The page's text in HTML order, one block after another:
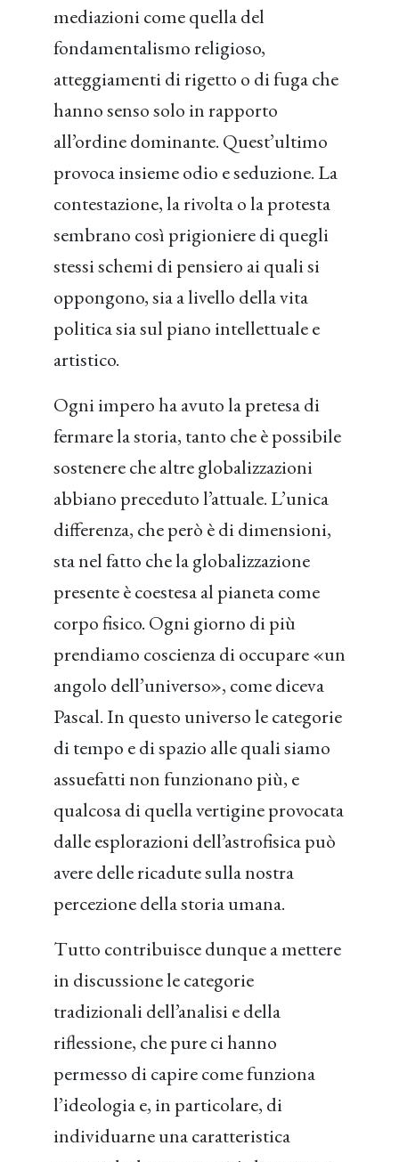
mediazioni come quella del
fondamentalismo religioso,
atteggiamenti di rigetto o di fuga che
hanno senso solo in rapporto
all’ordine dominante. Quest’ultimo
provoca insieme odio e seduzione. La
contestazione, la rivolta o la protesta
sembrano così prigioniere di quegli
stessi schemi di pensiero ai quali si
oppongono, sia a livello della vita
politica sia sul piano intellettuale e
artistico.
Ogni impero ha avuto la pretesa di
fermare la storia, tanto che è possibile
sostenere che altre globalizzazioni
abbiano preceduto l’attuale. L’unica
differenza, che però è di dimensioni,
sta nel fatto che la globalizzazione
presente è coestesa al pianeta come
corpo fisico. Ogni giorno di più
prendiamo coscienza di occupare «un
angolo dell’universo», come diceva
Pascal. In questo universo le categorie
di tempo e di spazio alle quali siamo
assuefatti non funzionano più, e
qualcosa di quella vertigine provocata
dalle esplorazioni dell’astrofisica può
avere delle ricadute sulla nostra
percezione della storia umana.
Tutto contribuisce dunque a mettere
in discussione le categorie
tradizionali dell’analisi e della
riflessione, che pure ci hanno
permesso di capire come funziona
l’ideologia e, in particolare, di
individuarne una caratteristica